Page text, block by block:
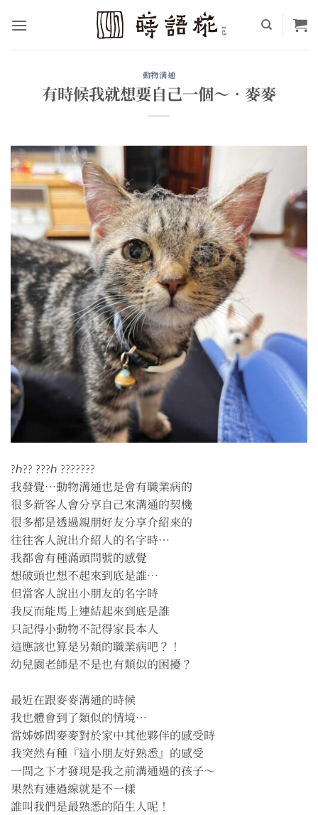
動物溝通
有時候我就想要自己一個～•麥麥
?ℎ?? ???ℎ ???????
我發覺⋯動物溝通也是會有職業病的
很多新客人會分享自己來溝通的契機
很多都是透過親朋好友分享介紹來的
往往客人說出介紹人的名字時⋯
我都會有種滿頭問號的感覺
想破頭也想不起來到底是誰⋯
但當客人說出小朋友的名字時
我反而能馬上連結起來到底是誰
只記得小動物不記得家長本人
這應該也算是另類的職業病吧？！
幼兒園老師是不是也有類似的困擾？
最近在跟麥麥溝通的時候
我也體會到了類似的情境⋯
當姊姊問麥麥對於家中其他夥伴的感受時
我突然有種『這小朋友好熟悉』的感受
一問之下才發現是我之前溝通過的孩子～
果然有連過線就是不一樣
誰叫我們是最熟悉的陌生人呢！